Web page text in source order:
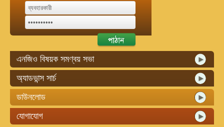
এনজিও বিষয়ক সমণ্বয় সভা
অ্যাডভান্স সার্চ
ডাউনলোড
যোগাযোগ